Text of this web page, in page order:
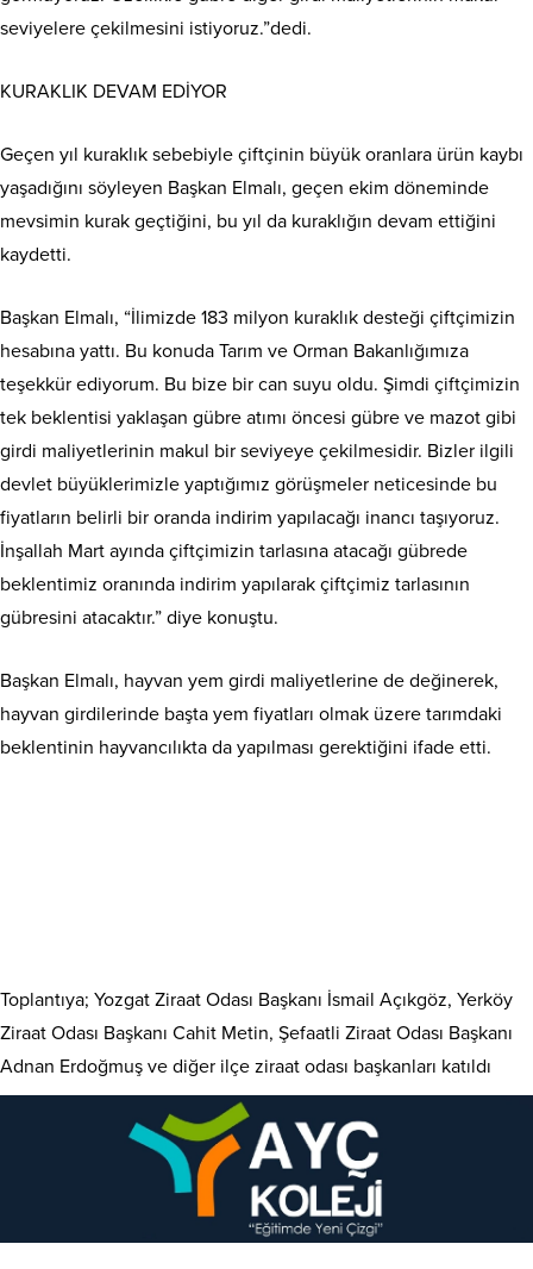
seviyelere çekilmesini istiyoruz.”dedi.
KURAKLIK DEVAM EDİYOR
Geçen yıl kuraklık sebebiyle çiftçinin büyük oranlara ürün kaybı
yaşadığını söyleyen Başkan Elmalı, geçen ekim döneminde
mevsimin kurak geçtiğini, bu yıl da kuraklığın devam ettiğini
kaydetti.
Başkan Elmalı, “İlimizde 183 milyon kuraklık desteği çiftçimizin
hesabına yattı. Bu konuda Tarım ve Orman Bakanlığımıza
teşekkür ediyorum. Bu bize bir can suyu oldu. Şimdi çiftçimizin
tek beklentisi yaklaşan gübre atımı öncesi gübre ve mazot gibi
girdi maliyetlerinin makul bir seviyeye çekilmesidir. Bizler ilgili
devlet büyüklerimizle yaptığımız görüşmeler neticesinde bu
fiyatların belirli bir oranda indirim yapılacağı inancı taşıyoruz.
İnşallah Mart ayında çiftçimizin tarlasına atacağı gübrede
beklentimiz oranında indirim yapılarak çiftçimiz tarlasının
gübresini atacaktır.” diye konuştu.
Başkan Elmalı, hayvan yem girdi maliyetlerine de değinerek,
hayvan girdilerinde başta yem fiyatları olmak üzere tarımdaki
beklentinin hayvancılıkta da yapılması gerektiğini ifade etti.
Toplantıya; Yozgat Ziraat Odası Başkanı İsmail Açıkgöz, Yerköy
Ziraat Odası Başkanı Cahit Metin, Şefaatli Ziraat Odası Başkanı
Adnan Erdoğmuş ve diğer ilçe ziraat odası başkanları katıldı